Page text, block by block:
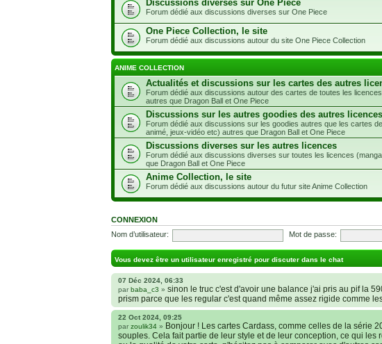
Discussions diverses sur One Piece
Forum dédié aux discussions diverses sur One Piece
One Piece Collection, le site
Forum dédié aux discussions autour du site One Piece Collection
ANIME COLLECTION
Actualités et discussions sur les cartes des autres
Forum dédié aux discussions autour des cartes de toutes les
autres que Dragon Ball et One Piece
Discussions sur les autres goodies des autres licences
Forum dédié aux discussions sur les goodies autres que les cartes
animé, jeux-vidéo etc) autres que Dragon Ball et One Piece
Discussions diverses sur les autres licences
Forum dédié aux discussions diverses sur toutes les licences
que Dragon Ball et One Piece
Anime Collection, le site
Forum dédié aux discussions autour du futur site Anime Collection
CONNEXION
Nom d’utilisateur:
Mot de passe:
Vous devez être un utilisateur enregistré pour discuter dans le chat
07 Déc 2024, 06:33
par baba_c3 » sinon le truc c'est d'avoir une balance j'ai pris au pif la
prism parce que les regular c'est quand même assez rigide comme
22 Oct 2024, 09:25
par zoulik34 » Bonjour ! Les cartes Cardass, comme celles de la série
souples. Cela fait partie de leur style et de leur conception, ce qui